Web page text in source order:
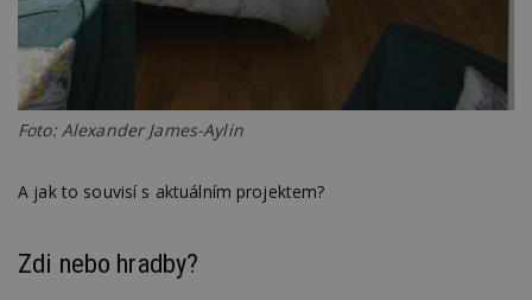
Foto: Alexander James-Aylin
A jak to souvisí s aktuálním projektem?
Zdi nebo hradby?